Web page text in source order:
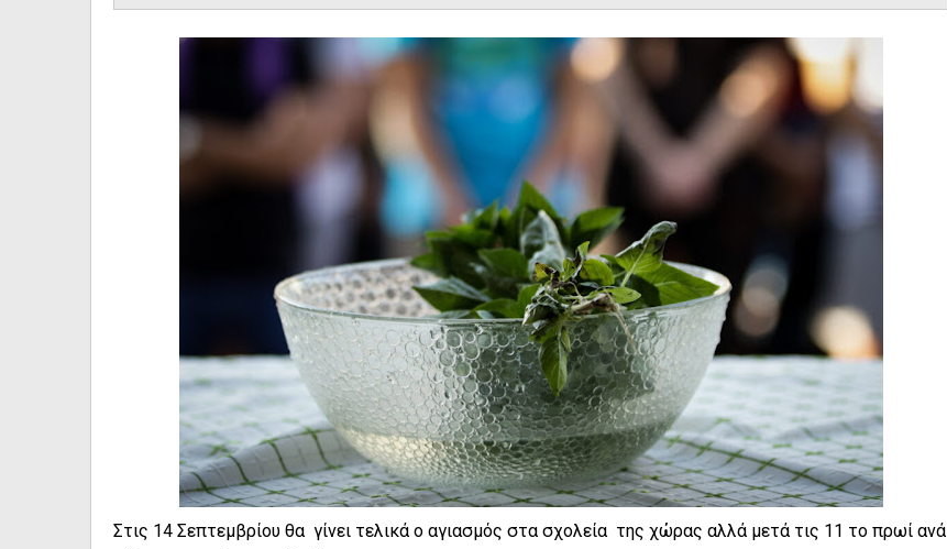
Στις 14 Σεπτεμβρίου θα γίνει τελικά ο αγιασμός στα σχολεία της χώρας αλλά μετά τις 11 το πρωί ανά